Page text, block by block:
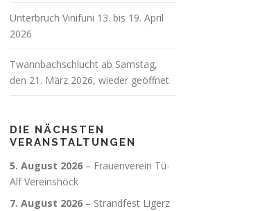
Unterbruch Vinifuni 13. bis 19. April
2026
Twannbachschlucht ab Samstag,
den 21. März 2026, wieder geöffnet
DIE NÄCHSTEN
VERANSTALTUNGEN
5. August 2026 – Frauenverein Tü-
Alf Vereinshöck
7. August 2026 – Strandfest Ligerz